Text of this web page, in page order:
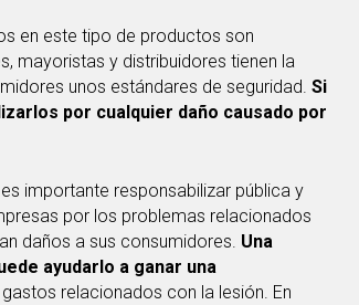
en este tipo de productos son
mayoristas y distribuidores tienen la
unos estándares de seguridad. Si
por cualquier daño causado por
importante responsabilizar pública y
por los problemas relacionados
daños a sus consumidores. Una
ayudarlo a ganar una
relacionados con la lesión. En